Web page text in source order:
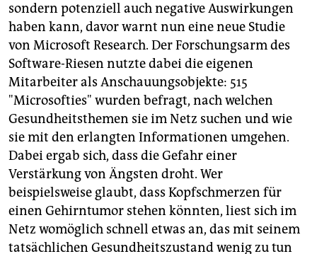
sondern potenziell auch negative Auswirkungen
haben kann, davor warnt nun eine neue Studie
von Microsoft Research. Der Forschungsarm des
Software-Riesen nutzte dabei die eigenen
Mitarbeiter als Anschauungsobjekte: 515
"Microsofties" wurden befragt, nach welchen
Gesundheitsthemen sie im Netz suchen und wie
sie mit den erlangten Informationen umgehen.
Dabei ergab sich, dass die Gefahr einer
Verstärkung von Ängsten droht. Wer
beispielsweise glaubt, dass Kopfschmerzen für
einen Gehirntumor stehen könnten, liest sich im
Netz womöglich schnell etwas an, das mit seinem
tatsächlichen Gesundheitszustand wenig zu tun